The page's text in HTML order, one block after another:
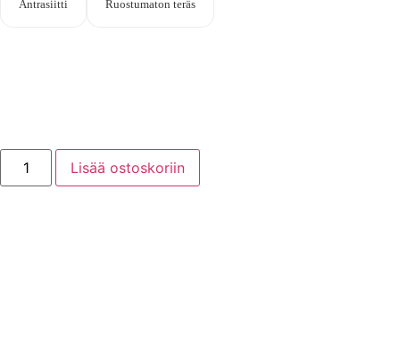
Antrasiitti Ruostumaton teräs
Lisää ostoskoriin